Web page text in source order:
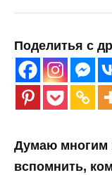
Поделитья с
Думаю многим
вспомнить,